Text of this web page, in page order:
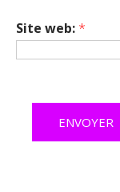
Site web: *